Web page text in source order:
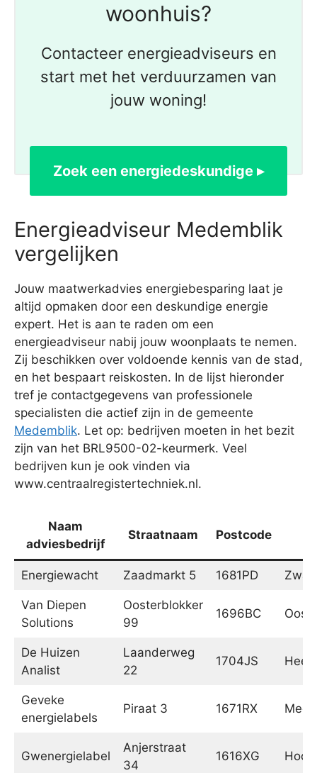
woonhuis?
Contacteer energieadviseurs en
start met het verduurzamen van
jouw woning!
Zoek een energiedeskundige ▸
Energieadviseur Medemblik
vergelijken
Jouw maatwerkadvies energiebesparing laat je
altijd opmaken door een deskundige energie
expert. Het is aan te raden om een
energieadviseur nabij jouw woonplaats te nemen.
Zij beschikken over voldoende kennis van de stad,
en het bespaart reiskosten. In de lijst hieronder
tref je contactgegevens van professionele
specialisten die actief zijn in de gemeente
Medemblik. Let op: bedrijven moeten in het bezit
zijn van het BRL9500-02-keurmerk. Veel
bedrijven kun je ook vinden via
www.centraalregistertechniek.nl.
Naam
adviesbedrijf
Straatnaam Postcode
Energiewacht Zaadmarkt 5 1681PD
Van Diepen
Solutions
Oosterblokker
99
1696BC
De Huizen
Analist
Laanderweg
22
1704JS
Geveke
energielabels
Piraat 3 1671RX
Gwenergielabel
Anjerstraat
34
1616XG